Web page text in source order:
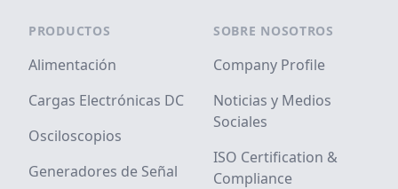
PRODUCTOS
Alimentación
Cargas Electrónicas DC
Osciloscopios
Generadores de Señal
SOBRE NOSOTROS
Company Profile
Noticias y Medios
Sociales
ISO Certification &
Compliance